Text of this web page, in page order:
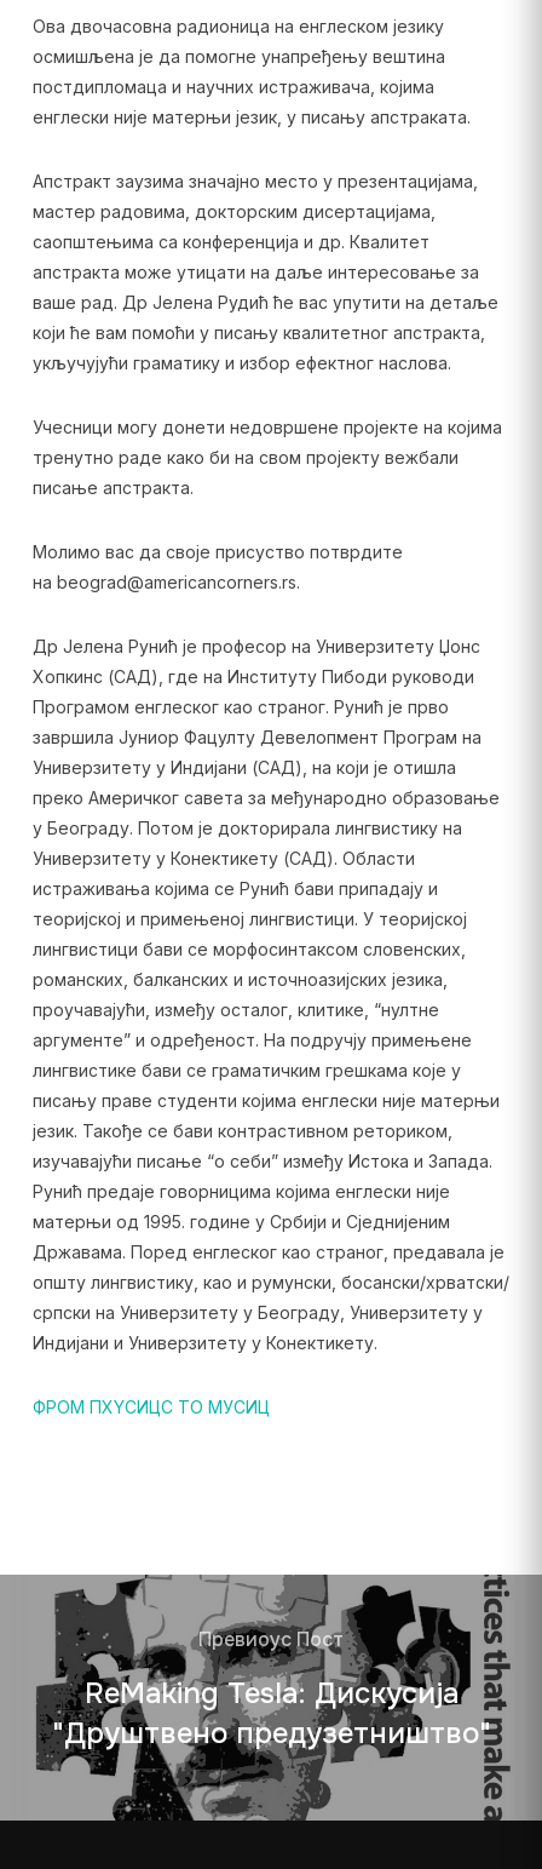
Ова двочасовна радионица на енглеском језику
осмишљена је да помогне унапређењу вештина
постдипломаца и научних истраживача, којима
енглески није матерњи језик, у писању апстраката.
Апстракт заузима значајно место у презентацијама,
мастер радовима, докторским дисертацијама,
саопштењима са конференција и др. Квалитет
апстракта може утицати на даље интересовање за
ваше рад. Др Јелена Рудић ће вас упутити на детаље
који ће вам помоћи у писању квалитетног апстракта,
укључујући граматику и избор ефектног наслова.
Учесници могу донети недовршене пројекте на којима
тренутно раде како би на свом пројекту вежбали
писање апстракта.
Молимо вас да своје присуство потврдите
на beograd@americancorners.rs.
Др Јелена Рунић је професор на Универзитету Џонс
Хопкинс (САД), где на Институту Пибоди руководи
Програмом енглеског као страног. Рунић је прво
завршила Јуниор Фацултy Девелопмент Програм на
Универзитету у Индијани (САД), на који је отишла
преко Америчког савета за међународно образовање
у Београду. Потом је докторирала лингвистику на
Универзитету у Конектикету (САД). Области
истраживања којима се Рунић бави припадају и
теоријској и примењеној лингвистици. У теоријској
лингвистици бави се морфосинтаксом словенских,
романских, балканских и источноазијских језика,
проучавајући, између осталог, клитике, “нултне
аргументе” и одређеност. На подручју примењене
лингвистике бави се граматичким грешкама које у
писању праве студенти којима енглески није матерњи
језик. Такође се бави контрастивном реториком,
изучавајући писање “о себи” између Истока и Запада.
Рунић предаје говорницима којима енглески није
матерњи од 1995. године у Србији и Сједнијеним
Државама. Поред енглеског као страног, предавала је
општу лингвистику, као и румунски, босански/хрватски/
српски на Универзитету у Београду, Универзитету у
Индијани и Универзитету у Конектикету.
ФРОМ ПХYСИЦС ТО МУСИЦ
Превиоус Пост
ReMaking Tesla: Дискусија
"Друштвено предузетништво"